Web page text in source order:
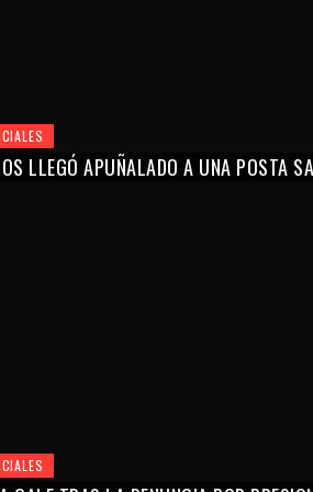
LLEGÓ APUÑALADO A UNA POSTA